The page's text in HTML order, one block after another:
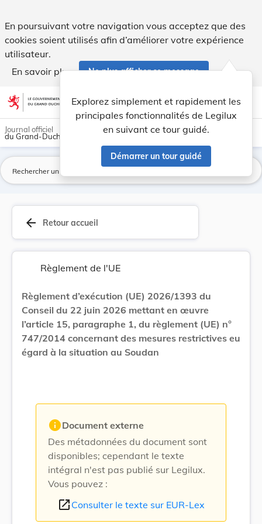
En poursuivant votre navigation vous acceptez que des
cookies soient utilisés afin d’améliorer votre expérience
utilisateur.
En savoir plus
Ne plus afficher ce message
Aller au contenu account_circle help Aide
Explorez simplement et rapidement les
principales fonctionnalités de Legilux
en suivant ce tour guidé.
Démarrer un tour guidé
light_mode dark_mode
Journal officiel
du Grand-Duché de Luxembourg
arrow_back Retour accueil
Règlement de l'UE
Règlement d’exécution (UE) 2026/1393 du
Conseil du 22 juin 2026 mettant en œuvre
l’article 15, paragraphe 1, du règlement (UE) n°
747/2014 concernant des mesures restrictives eu
égard à la situation au Soudan
infoDocument externe
Des métadonnées du document sont
disponibles; cependant le texte
intégral n'est pas publié sur Legilux.
Vous pouvez :
open_in_new Consulter le texte sur EUR-Lex